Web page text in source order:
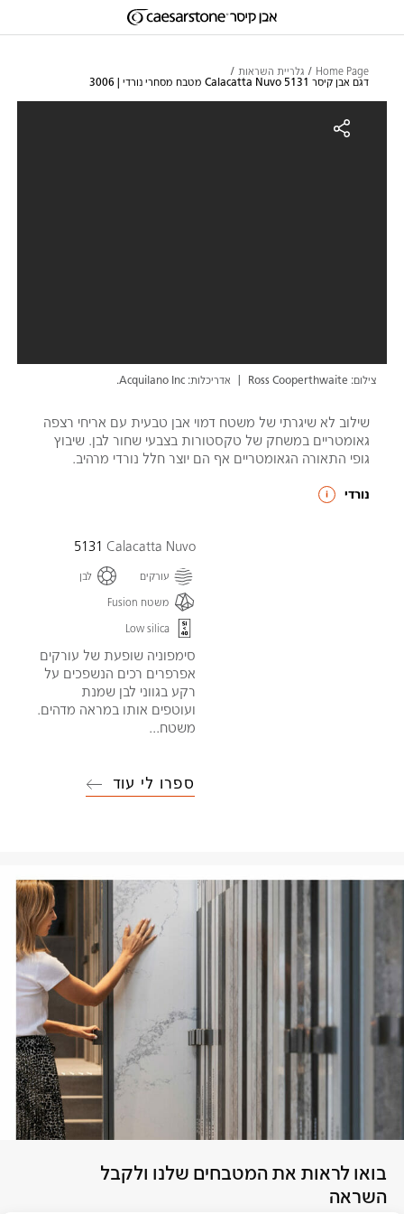
Home Page
גלריית השראות
דגם אבן קיסר 5131 Calacatta Nuvo מטבח מסחרי נורדי | 3006
דגם אבן קיסר 5131 Calacatta Nuvo מטבח מסחרי נורדי | 3006
צילום: Ross Cooperthwaite אדריכלות: Acquilano Inc.
שילוב לא שיגרתי של משטח דמוי אבן טבעית עם אריחי רצפה
גאומטריים במשחק של טקסטורות בצבעי שחור לבן. שיבוץ
גופי התאורה הגאומטריים אף הם יוצר חלל נורדי מרהיב.
נורדי
5131 Calacatta Nuvo
עורקים
לבן
משטח Fusion
Low silica
סימפוניה שופעת של עורקים
אפרפרים רכים הנשפכים על
רקע בגווני לבן שמנת
ועוטפים אותו במראה מדהים.
משטח...
ספרו לי עוד
בואו לראות את המטבחים שלנו ולקבל
השראה